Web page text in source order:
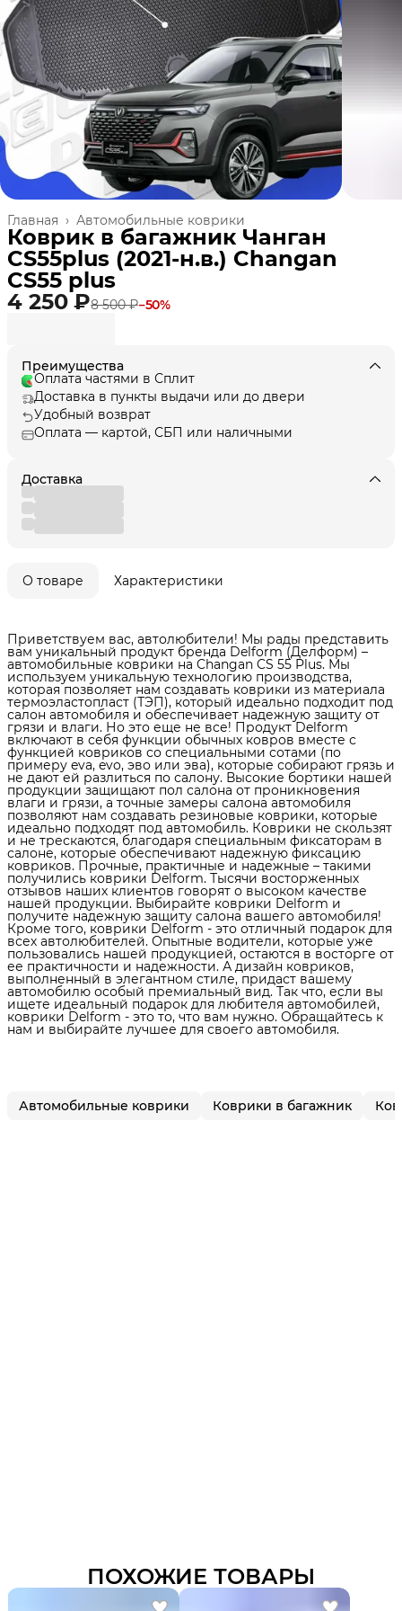
Автомобильные коврики
Главная ›
Коврик в багажник Чанган
CS55plus (2021-н.в.) Changan
CS55 plus
4 250 ₽8 500 ₽−50%
Преимущества
Оплата частями в Сплит
Доставка в пункты выдачи или до двери
Удобный возврат
Оплата — картой, СБП или наличными
Доставка
О товаре Характеристики
Приветствуем вас, автолюбители! Мы рады представить
вам уникальный продукт бренда Delform (Делформ) –
автомобильные коврики на Changan CS 55 Plus. Мы
используем уникальную технологию производства,
которая позволяет нам создавать коврики из материала
термоэластопласт (ТЭП), который идеально подходит под
салон автомобиля и обеспечивает надежную защиту от
грязи и влаги. Но это еще не все! Продукт Delform
включают в себя функции обычных ковров вместе с
функцией ковриков со специальными сотами (по
примеру eva, evo, эво или эва), которые собирают грязь и
не дают ей разлиться по салону. Высокие бортики нашей
продукции защищают пол салона от проникновения
влаги и грязи, а точные замеры салона автомобиля
позволяют нам создавать резиновые коврики, которые
идеально подходят под автомобиль. Коврики не скользят
и не трескаются, благодаря специальным фиксаторам в
салоне, которые обеспечивают надежную фиксацию
ковриков. Прочные, практичные и надежные – такими
получились коврики Delform. Тысячи восторженных
отзывов наших клиентов говорят о высоком качестве
нашей продукции. Выбирайте коврики Delform и
получите надежную защиту салона вашего автомобиля!
Кроме того, коврики Delform - это отличный подарок для
всех автолюбителей. Опытные водители, которые уже
пользовались нашей продукцией, остаются в восторге от
ее практичности и надежности. А дизайн ковриков,
выполненный в элегантном стиле, придаст вашему
автомобилю особый премиальный вид. Так что, если вы
ищете идеальный подарок для любителя автомобилей,
коврики Delform - это то, что вам нужно. Обращайтесь к
нам и выбирайте лучшее для своего автомобиля.
Автомобильные коврики Коврики в багажник
ПОХОЖИЕ ТОВАРЫ